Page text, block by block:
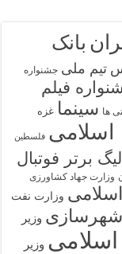
بانک
تیم ملی جشنواره
فیلم
ها سینما غزه
اسلامی فلسطین
لیگ برتر فوتبال
وزارت جهاد کشاورزی
وزارت نفت
شهرسازی وزیر
وزیر